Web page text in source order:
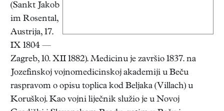
(Sankt Jakob
im Rosental,
Austrija, 17.
IX 1804 —
Zagreb, 10. XII 1882). Medicinu je završio 1837. na
Jozefinskoj vojnomedicinskoj akademiji u Beču
raspravom o opisu toplica kod Beljaka (Villach) u
Koruškoj. Kao vojni liječnik služio je u Novoj